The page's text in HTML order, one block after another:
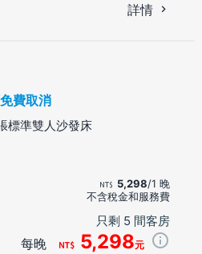
詳情
費取消
標準雙人沙發床
5,298/1 晚
不含稅金和服務費
只剩 5 間客房
每晚 5,298元